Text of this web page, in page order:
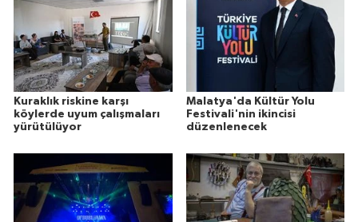
Kuraklık riskine karşı
köylerde uyum çalışmaları
yürütülüyor
Malatya'da Kültür Yolu
Festivali'nin ikincisi
düzenlenecek